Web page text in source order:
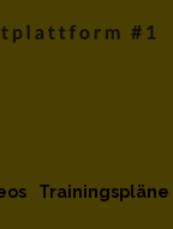
Trainingspläne